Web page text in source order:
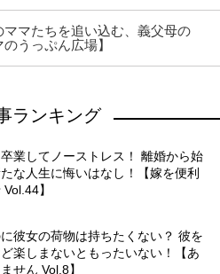
ママたちを追い込む、義父母の
うっぷん広場】
ランキング
業してノーストレス！ 離婚から始
な人生に悔いはなし！【嫁を便利
】
彼女の荷物は持ちたくない？ 彼を
楽しまないともったいない！【あ
せん Vol.8】